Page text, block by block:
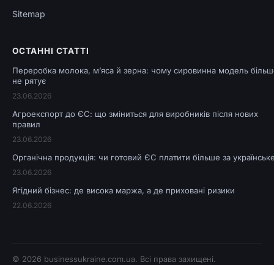
Sitemap
ОСТАННІ СТАТТІ
Переробка молока, м’яса й зерна: чому сировинна модель
не рятує
23.06.2026
Агроекспорт до ЄС: що зміниться для виробників після нових
правил
23.06.2026
Органічна продукція: чи готовий ЄС платити більше за
23.06.2026
Ягідний бізнес: де висока маржа, а де приховані ризики
22.06.2026
© 2026 businessukraine.com.ua. Всі права захищені.